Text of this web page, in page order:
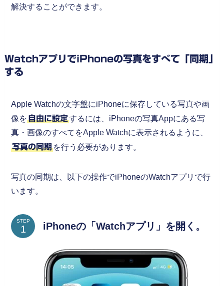
解決することができます。
WatchアプリでiPhoneの写真をすべて「同期」
する
Apple Watchの文字盤にiPhoneに保存している写真や画
像を自由に設定するには、iPhoneの写真Appにある写
真・画像のすべてをApple Watchに表示されるように、
写真の同期 を行う必要があります。
写真の同期は、以下の操作でiPhoneのWatchアプリで行
います。
STEP iPhoneの「Watchアプリ」を開く。